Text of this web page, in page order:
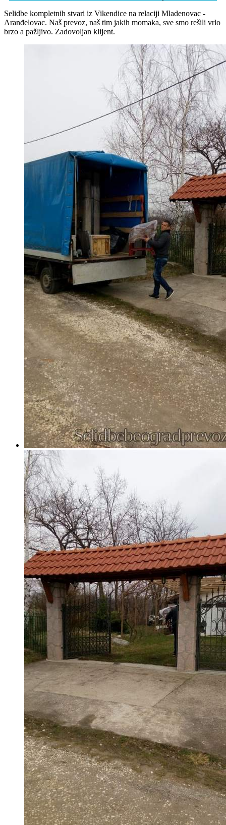
Selidbe kompletnih stvari iz Vikendice na relaciji Mladenovac -
Aranđelovac. Naš prevoz, naš tim jakih momaka, sve smo rešili vrlo
brzo a pažljivo. Zadovoljan klijent.